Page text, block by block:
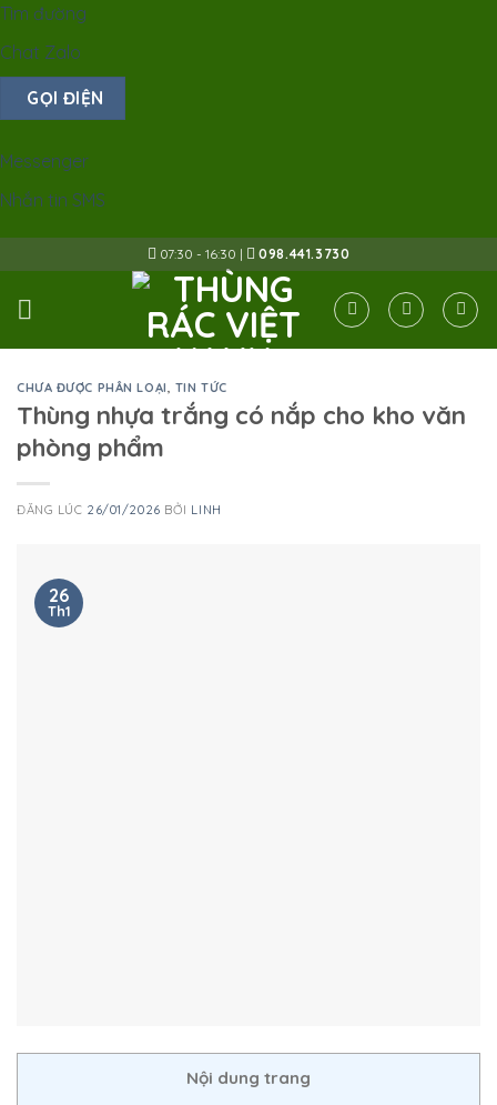
Tìm đường
Chat Zalo
GỌI ĐIỆN
Messenger
Nhắn tin SMS
to
content
07:30 - 16:30 | 098.441.3730
CHƯA ĐƯỢC PHÂN LOẠI TIN TỨC
Thùng nhựa trắng có nắp cho kho văn
phòng phẩm
ĐĂNG LÚC 26/01/2026 BỞI LINH
26
Th1
Nội dung trang